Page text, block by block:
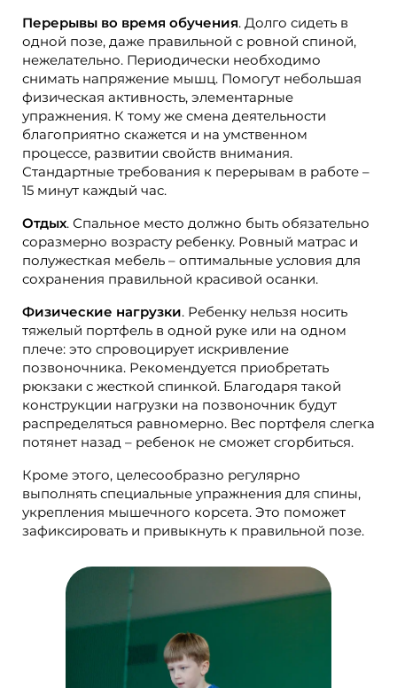
Перерывы во время обучения. Долго сидеть в
одной позе, даже правильной с ровной спиной,
нежелательно. Периодически необходимо
снимать напряжение мышц. Помогут небольшая
физическая активность, элементарные
упражнения. К тому же смена деятельности
благоприятно скажется и на умственном
процессе, развитии свойств внимания.
Стандартные требования к перерывам в работе –
15 минут каждый час.
Отдых. Спальное место должно быть обязательно
соразмерно возрасту ребенку. Ровный матрас и
полужесткая мебель – оптимальные условия для
сохранения правильной красивой осанки.
Физические нагрузки. Ребенку нельзя носить
тяжелый портфель в одной руке или на одном
плече: это спровоцирует искривление
позвоночника. Рекомендуется приобретать
рюкзаки с жесткой спинкой. Благодаря такой
конструкции нагрузки на позвоночник будут
распределяться равномерно. Вес портфеля слегка
потянет назад – ребенок не сможет сгорбиться.
Кроме этого, целесообразно регулярно
выполнять специальные упражнения для спины,
укрепления мышечного корсета. Это поможет
зафиксировать и привыкнуть к правильной позе.